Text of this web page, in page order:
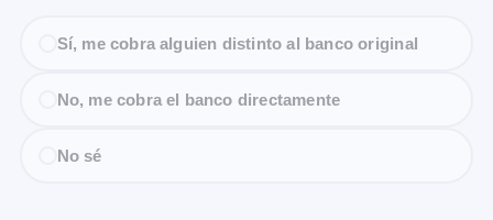
Sí, me cobra alguien distinto al banco original
No, me cobra el banco directamente
No sé